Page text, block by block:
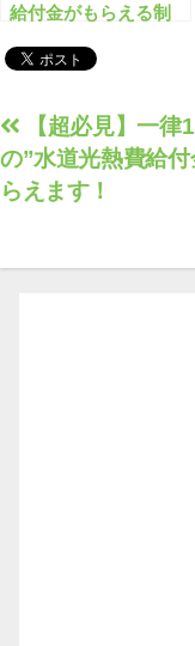
給付金がもらえる制
投
稿
ナ
ゲ
【超必見】一律
の”水道光熱費給付
らえます！